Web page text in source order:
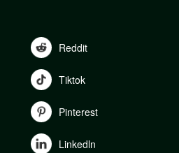
Reddit
Tiktok
Pinterest
Linkedln